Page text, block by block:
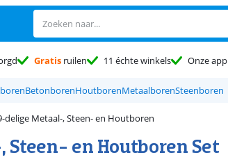
Gratis ruilen 11 échte winkels Onze app
BetonborenHoutborenMetaalborenSteenboren
delige Metaal-, Steen- en Houtboren
en Houtboren Set